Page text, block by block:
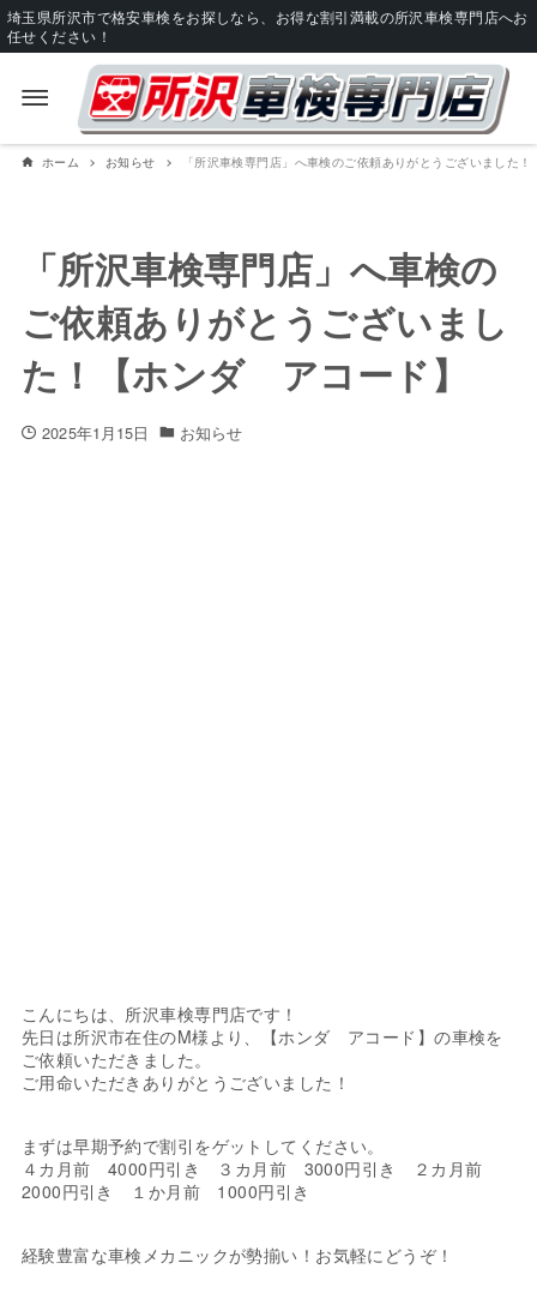
埼玉県所沢市で格安車検をお探しなら、お得な割引満載の所沢車検専門店へお
任せください！
ホーム お知らせ 「所沢車検専門店」へ車検のご依頼ありがとうございました
「所沢車検専門店」へ車検の
ご依頼ありがとうございまし
た！【ホンダ アコード】
2025年1月15日 お知らせ
こんにちは、所沢車検専門店です！
先日は所沢市在住のM様より、【ホンダ アコード】の車検を
ご依頼いただきました。
ご用命いただきありがとうございました！
まずは早期予約で割引をゲットしてください。
４カ月前 4000円引き ３カ月前 3000円引き ２カ月前
2000円引き １か月前 1000円引き
経験豊富な車検メカニックが勢揃い！お気軽にどうぞ！